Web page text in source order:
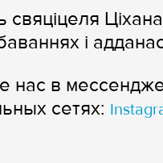
свяціцеля
і
нас в
сетях: